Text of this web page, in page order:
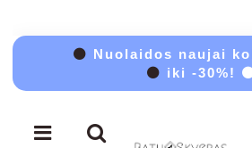
⚫ Nuolaidos naujai
⚫ iki -30%!